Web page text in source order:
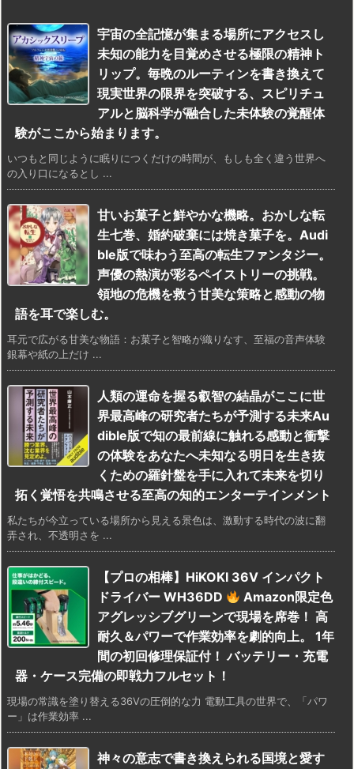
宇宙の全記憶が集まる場所にアクセスし
未知の能力を目覚めさせる極限の精神ト
リップ。毎晩のルーティンを書き換えて
現実世界の限界を突破する、スピリチュ
アルと脳科学が融合した未体験の覚醒体
験がここから始まります。
いつもと同じように眠りにつくだけの時間が、もしも全く違う世界へ
の入り口になるとし ...
甘いお菓子と鮮やかな機略。おかしな転
生七巻、婚約破棄には焼き菓子を。Audi
ble版で味わう至高の転生ファンタジー。
声優の熱演が彩るペイストリーの挑戦。
領地の危機を救う甘美な策略と感動の物
語を耳で楽しむ。
耳元で広がる甘美な物語：お菓子と智略が織りなす、至福の音声体験
銀幕や紙の上だけ ...
人類の運命を握る叡智の結晶がここに世
界最高峰の研究者たちが予測する未来Au
dible版で知の最前線に触れる感動と衝撃
の体験をあなたへ未知なる明日を生き抜
くための羅針盤を手に入れて未来を切り
拓く覚悟を共鳴させる至高の知的エンターテインメント
私たちが今立っている場所から見える景色は、激動する時代の波に翻
弄され、不透明さを ...
【プロの相棒】HiKOKI 36V インパクト
ドライバー WH36DD
Amazon限定色
アグレッシブグリーンで現場を席巻！ 高
耐久＆パワーで作業効率を劇的向上。 1年
間の初回修理保証付！ バッテリー・充電
器・ケース完備の即戦力フルセット！
現場の常識を塗り替える36Vの圧倒的な力 電動工具の世界で、「パワ
ー」は作業効率 ...
神々の意志で書き換えられる国境と愛す